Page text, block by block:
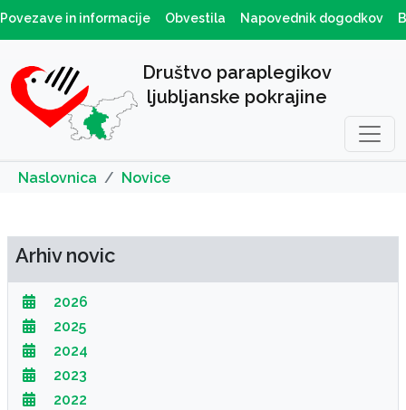
Povezave in informacije Obvestila Napovednik dogodkov
Društvo paraplegikov
ljubljanske pokrajine
Naslovnica Novice
Arhiv novic
2026
2025
2024
2023
2022